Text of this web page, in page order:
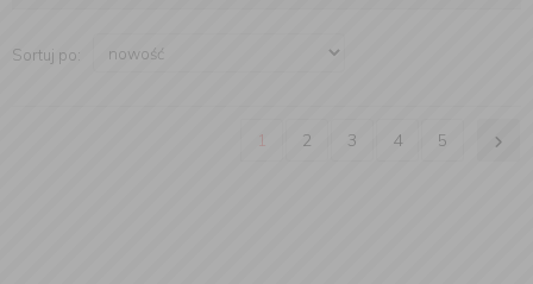
Sortuj po:
1 2 3 4 5